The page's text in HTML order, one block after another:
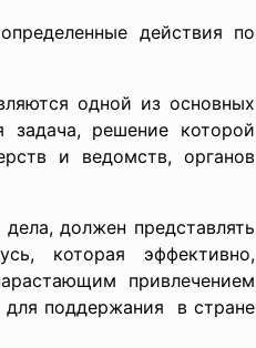
определенные действия по
одной из основных
задача, решение которой
и ведомств, органов
должен представлять
которая эффективно,
привлечением
для поддержания в стране